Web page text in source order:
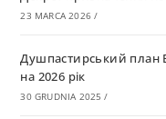
23 MARCA 2026 /
Душпастирський план
на 2026 рік
30 GRUDNIA 2025 /